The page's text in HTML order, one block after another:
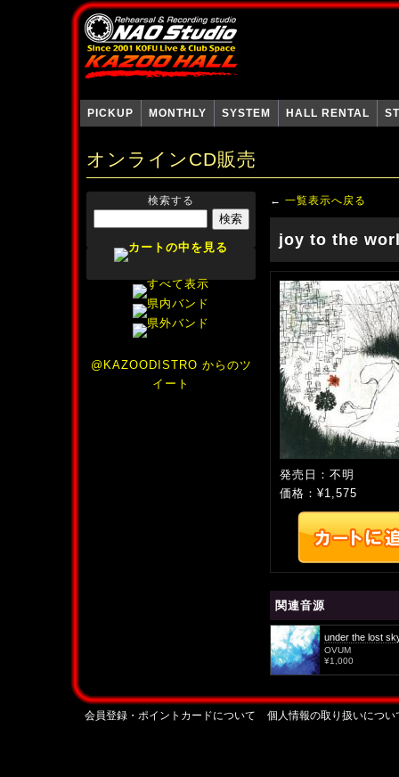
PICKUP MONTHLY SYSTEM HALL RENTAL
オンラインCD販売
検索する
@KAZOODISTRO からのツ
イート
← 一覧表示へ戻る
joy to the
発売日：不明
価格：¥1,575
関連音源
under the lost
OVUM
¥1,000
会員登録・ポイントカードについて 個人情報の取り扱いについ